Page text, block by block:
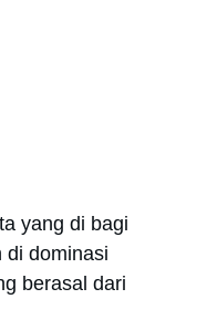
yang di bagi
di dominasi
berasal dari